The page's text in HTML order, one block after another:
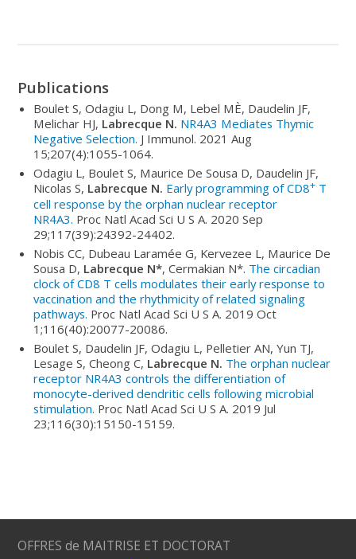
Publications
Boulet S, Odagiu L, Dong M, Lebel MÈ, Daudelin JF,
Melichar HJ, Labrecque N. NR4A3 Mediates Thymic
Negative Selection. J Immunol. 2021 Aug
15;207(4):1055-1064.
Odagiu L, Boulet S, Maurice De Sousa D, Daudelin JF,
Nicolas S, Labrecque N. Early programming of CD8+ T
cell response by the orphan nuclear receptor
NR4A3. Proc Natl Acad Sci U S A. 2020 Sep
29;117(39):24392-24402.
Nobis CC, Dubeau Laramée G, Kervezee L, Maurice De
Sousa D, Labrecque N*, Cermakian N*. The circadian
clock of CD8 T cells modulates their early response to
vaccination and the rhythmicity of related signaling
pathways. Proc Natl Acad Sci U S A. 2019 Oct
1;116(40):20077-20086.
Boulet S, Daudelin JF, Odagiu L, Pelletier AN, Yun TJ,
Lesage S, Cheong C, Labrecque N. The orphan nuclear
receptor NR4A3 controls the differentiation of
monocyte-derived dendritic cells following microbial
stimulation. Proc Natl Acad Sci U S A. 2019 Jul
23;116(30):15150-15159.
OFFRES de MAITRISE ET DOCTORAT